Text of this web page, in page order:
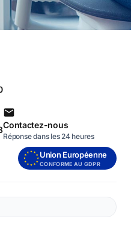
Contactez-nous
Réponse dans les 24 heures
Union Européenne
CONFORME AU GDPR